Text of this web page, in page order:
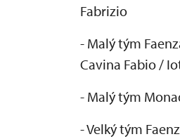
Fabrizio
- Malý tým
Cavina Fabio /
- Malý tým
- Velký tým